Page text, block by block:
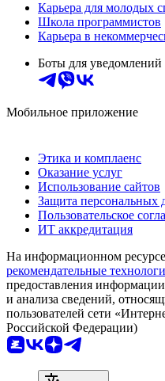
Карьера для молодых
Школа программистов
Карьера в
Боты для уведомлений
Мобильное приложение
Этика и комплаенс
Оказание услуг
Использование сайтов
Защита персональных
Пользовательское
ИТ аккредитация
На информационном
рекомендательные
предоставления
и анализа сведений,
пользователей сети
Российской Федерации)